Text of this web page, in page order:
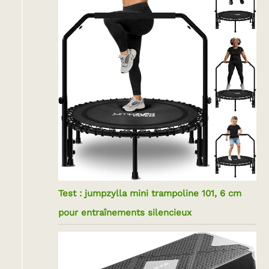
Test : jumpzylla mini trampoline 101, 6 cm
pour entraînements silencieux